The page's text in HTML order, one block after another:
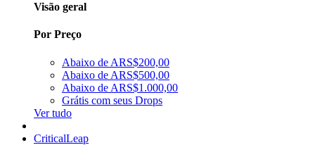
Visão geral
Por Preço
Abaixo de ARS$200,00
Abaixo de ARS$500,00
Abaixo de ARS$1.000,00
Grátis com seus Drops
Ver tudo
CriticalLeap